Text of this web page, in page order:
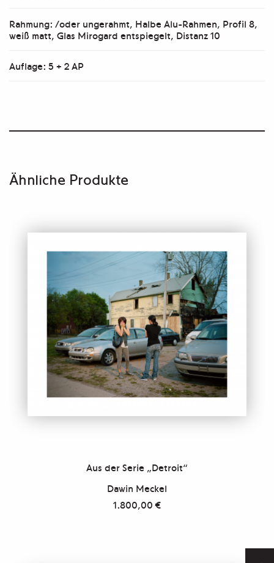
Rahmung: /oder ungerahmt, Halbe Alu-Rahmen, Profil 8,
weiß matt, Glas Mirogard entspiegelt, Distanz 10
Auflage: 5 + 2 AP
Ähnliche Produkte
Aus der Serie „Detroit“
Dawin Meckel
1.800,00€